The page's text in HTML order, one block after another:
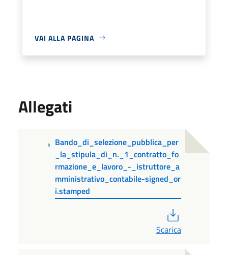
VAI ALLA PAGINA
Allegati
Bando_di_selezione_pubblica_per
_la_stipula_di_n._1_contratto_fo
rmazione_e_lavoro_-_istruttore_a
mministrativo_contabile-signed_or
i.stamped
Scarica